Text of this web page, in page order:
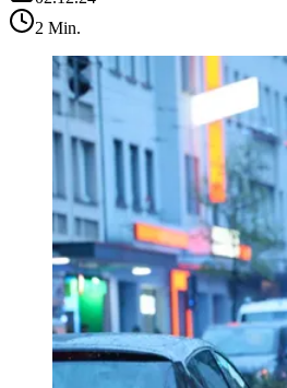
2 Min.